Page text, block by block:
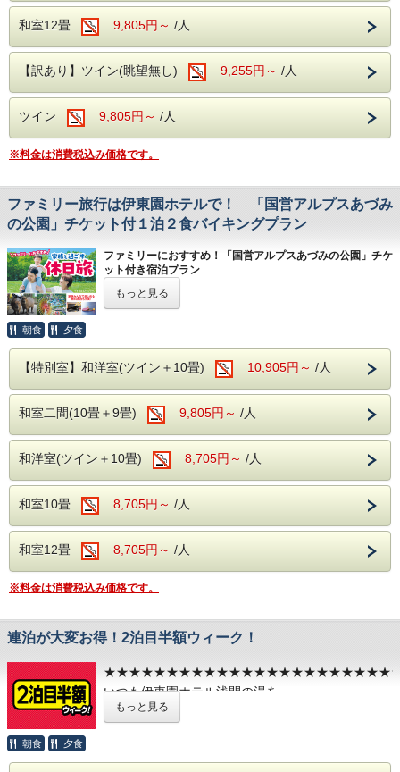
【チケットのご案内】
・各施設の営業時間・最終入場時間は、事前にご確認くださ
い。
・チケットは、チェックイン当日の13:00以降、チェックイ
ン手続き完了後にお渡しいたします。
・チケットの郵送は承っておりませんので、あらかじめご了
承ください。
【ホテルからのアクセス】
・国宝 松本城：約15分（車）
・国営アルプスあづみの公園（大町・松川地区）：約50分
（車）
※所要時間は交通状況により前後する場合がございます。
【夕食・朝食バイキング】
ご夕食・ご朝食ともに、和・洋・中のバラエティ豊かなバイ
キングをご用意しております。ご旅行のひとときを、お好き
なお料理とともにお楽しみください。
合がございます。
【館内無料施設】
・1階 卓球コーナー
ご利用をご希望のお客様は、チェックイン時にフロントまで
お申し付けください。
【無料駐車場】
渡しし、駐車場所をご案内いたします。
【無料送迎バス（要予約）】
松本駅～ホテル間の無料送迎バスをご利用いただけます。
＜ホテル発＞
10:00
＜松本駅発＞
2026年8月1日（土）～8月31日（月）を除く日程は、チェ
ックアウト11:00です。
和室12畳 9,805円～ /人
【訳あり】ツイン(眺望無し) 9,255円～ /人
ツイン 9,805円～ /人
※料金は消費税込み価格です。
ファミリー旅行は伊東園ホテルで！ 「国営アルプスあづみ
の公園」チケット付１泊２食バイキングプラン
ファミリーにおすすめ！「国営アルプスあづみの公園」チケ
ット付き宿泊プラン
園チケットが付いたお得な宿泊プランです。
公園は「堀金・穂高地区」と「大町・松川地区」
ご利用前のご案内
開園時間・休園日は事前にご確認ください。
（通常は月曜日休園ですが、夏休み・祝日な
どにより変更となる場合があります。）
チケットは発券後の払い戻し・再発行はでき
ません。
本プランは「国営アルプスあづみの公園」
園」ではございませんので、お間違えのない
堀金・穂高地区（当館から車で約35分）
もっと見る
朝食 夕食
【特別室】和洋室(ツイン＋10畳) 10,905円～ /人
和室二間(10畳＋9畳) 9,805円～ /人
和洋室(ツイン＋10畳) 8,705円～ /人
和室10畳 8,705円～ /人
和室12畳 8,705円～ /人
※料金は消費税込み価格です。
連泊が大変お得！2泊目半額ウィーク！
いつも伊東園ホテル浅間の湯を
ご覧いただき誠にありがとうございます
もっと見る
朝食 夕食